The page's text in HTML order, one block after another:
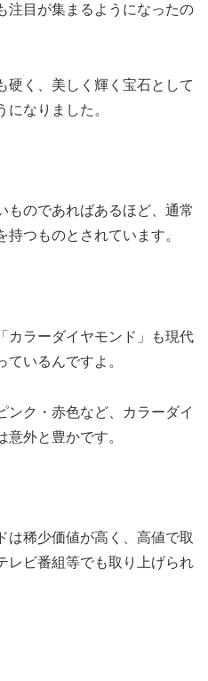
注目が集まるようになったの
硬く、美しく輝く宝石として
になりました。
ものであればあるほど、通常
つものとされています。
カラーダイヤモンド」も現代
いるんですよ。
ンク・赤色など、カラーダイ
外と豊かです。
は稀少価値が高く、高値で取
レビ番組等でも取り上げられ